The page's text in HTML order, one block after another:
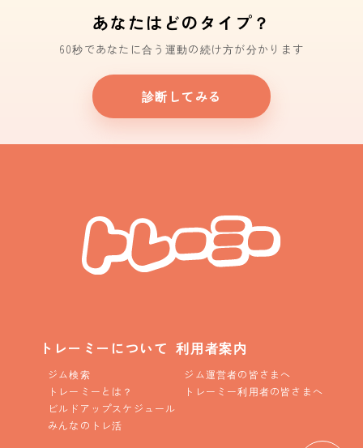
あなたはどのタイプ？
60秒であなたに合う運動の続け方が分かります
診断してみる
トレーミーについて
ジム検索
トレーミーとは？
ビルドアップスケジュール
みんなのトレ活
利用者案内
ジム運営者の皆さまへ
トレーミー利用者の皆さまへ